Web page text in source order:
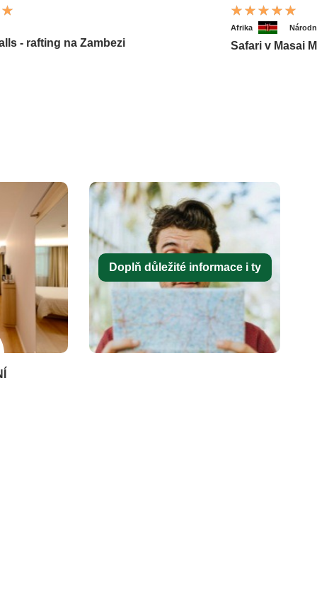
- rafting na Zambezi
Afrika
Safari v Masai
Doplň důležité informace i ty